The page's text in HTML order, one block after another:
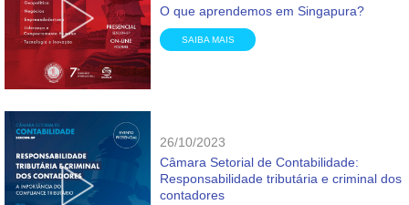
O que aprendemos em Singapura?
SAIBA MAIS
26/10/2023
Câmara Setorial de Contabilidade:
Responsabilidade tributária e criminal dos
contadores